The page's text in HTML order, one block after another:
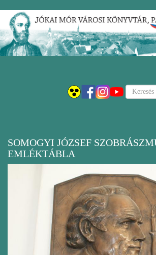
Ugrás
tartalomra
Keresés
SOMOGYI JÓZSEF
EMLÉKTÁBLA